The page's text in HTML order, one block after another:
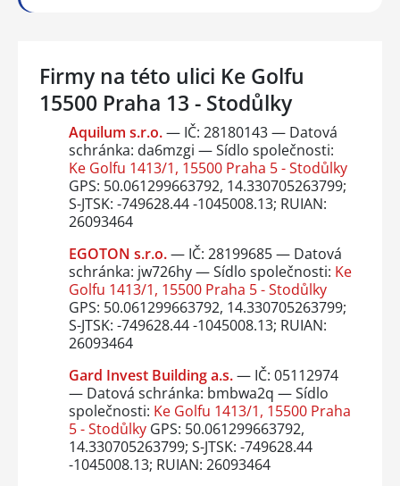
Firmy na této ulici Ke Golfu
15500 Praha 13 - Stodůlky
Aquilum s.r.o.— IČ: 28180143 — Datová
schránka: da6mzgi — Sídlo společnosti:
Ke Golfu 1413/1, 15500 Praha 5 - Stodůlky
GPS: 50.061299663792, 14.330705263799;
S-JTSK: -749628.44 -1045008.13; RUIAN:
26093464
EGOTON s.r.o.— IČ: 28199685 — Datová
schránka: jw726hy — Sídlo společnosti: Ke
Golfu 1413/1, 15500 Praha 5 - Stodůlky
GPS: 50.061299663792, 14.330705263799;
S-JTSK: -749628.44 -1045008.13; RUIAN:
26093464
Gard Invest Building a.s.— IČ: 05112974
— Datová schránka: bmbwa2q — Sídlo
společnosti: Ke Golfu 1413/1, 15500 Praha
5 - StodůlkyGPS: 50.061299663792,
14.330705263799; S-JTSK: -749628.44
-1045008.13; RUIAN: 26093464